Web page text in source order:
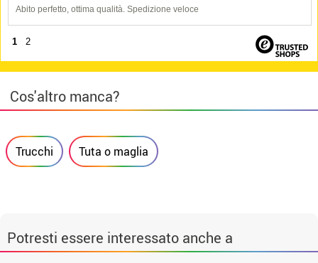
Abito perfetto, ottima qualità. Spedizione veloce
1 2
Cos'altro manca?
Trucchi Tuta o maglia
Potresti essere interessato anche a